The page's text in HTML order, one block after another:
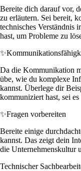
Bereite dich darauf vor,
zu erläutern. Sei bereit,
technisches Verständnis
hast, um Probleme zu
✨
Da die Kommunikation
übe, wie du komplexe
kannst. Überlege dir
kommuniziert hast, sei
✨Fragen vorbereiten
Bereite einige
kannst. Das zeigt dein
die Unternehmenskultur
Technischer